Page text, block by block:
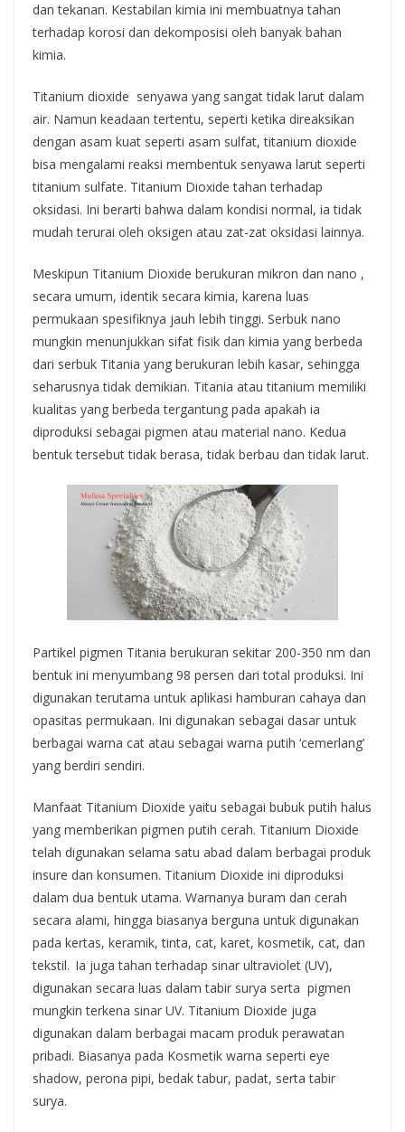
dan tekanan. Kestabilan kimia ini membuatnya tahan
terhadap korosi dan dekomposisi oleh banyak bahan
kimia.
Titanium dioxide senyawa yang sangat tidak larut dalam
air. Namun keadaan tertentu, seperti ketika direaksikan
dengan asam kuat seperti asam sulfat, titanium dioxide
bisa mengalami reaksi membentuk senyawa larut seperti
titanium sulfate. Titanium Dioxide tahan terhadap
oksidasi. Ini berarti bahwa dalam kondisi normal, ia tidak
mudah terurai oleh oksigen atau zat-zat oksidasi lainnya.
Meskipun Titanium Dioxide berukuran mikron dan nano ,
secara umum, identik secara kimia, karena luas
permukaan spesifiknya jauh lebih tinggi. Serbuk nano
mungkin menunjukkan sifat fisik dan kimia yang berbeda
dari serbuk Titania yang berukuran lebih kasar, sehingga
seharusnya tidak demikian. Titania atau titanium memiliki
kualitas yang berbeda tergantung pada apakah ia
diproduksi sebagai pigmen atau material nano. Kedua
bentuk tersebut tidak berasa, tidak berbau dan tidak larut.
Partikel pigmen Titania berukuran sekitar 200-350 nm dan
bentuk ini menyumbang 98 persen dari total produksi. Ini
digunakan terutama untuk aplikasi hamburan cahaya dan
opasitas permukaan. Ini digunakan sebagai dasar untuk
berbagai warna cat atau sebagai warna putih ‘cemerlang’
yang berdiri sendiri.
Manfaat Titanium Dioxide yaitu sebagai bubuk putih halus
yang memberikan pigmen putih cerah. Titanium Dioxide
telah digunakan selama satu abad dalam berbagai produk
insure dan konsumen. Titanium Dioxide ini diproduksi
dalam dua bentuk utama. Warnanya buram dan cerah
secara alami, hingga biasanya berguna untuk digunakan
pada kertas, keramik, tinta, cat, karet, kosmetik, cat, dan
tekstil. Ia juga tahan terhadap sinar ultraviolet (UV),
digunakan secara luas dalam tabir surya serta pigmen
mungkin terkena sinar UV. Titanium Dioxide juga
digunakan dalam berbagai macam produk perawatan
pribadi. Biasanya pada Kosmetik warna seperti eye
shadow, perona pipi, bedak tabur, padat, serta tabir
surya.